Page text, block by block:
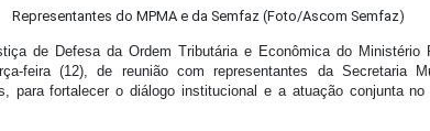
Representantes do MPMA e da Semfaz (Foto/Ascom Semfaz)
de Defesa da Ordem Tributária e Econômica do Ministério
feira (12), de reunião com representantes da Secretaria
para fortalecer o diálogo institucional e a atuação conjunta